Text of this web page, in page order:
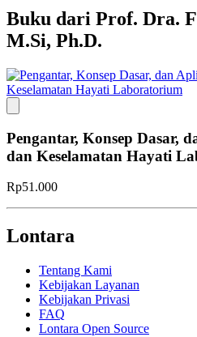
Buku dari Prof. Dra.
M.Si, Ph.D.
Pengantar, Konsep Dasar,
dan Keselamatan Hayati
Rp51.000
Lontara
Tentang Kami
Kebijakan Layanan
Kebijakan Privasi
FAQ
Lontara Open Source